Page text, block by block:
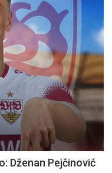
Dženan Pejčinović